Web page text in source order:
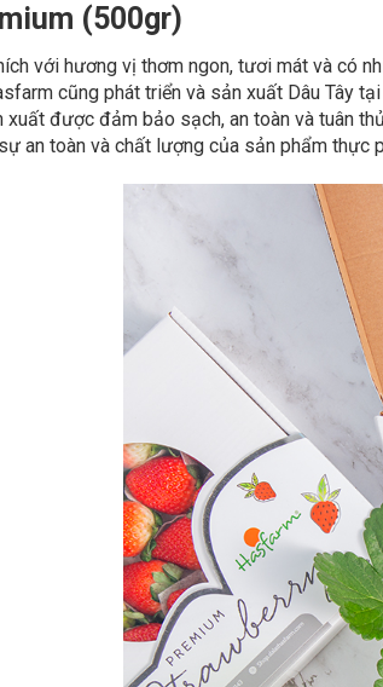
(500gr)
với hương vị thơm ngon, tươi mát và có
cũng phát triển và sản xuất Dâu Tây
được đảm bảo sạch, an toàn và tuân
an toàn và chất lượng của sản phẩm thực